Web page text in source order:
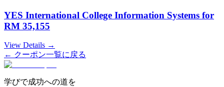
YES International College Information Systems for
RM 35,155
View Details →
← クーポン一覧に戻る
学びで成功への道を